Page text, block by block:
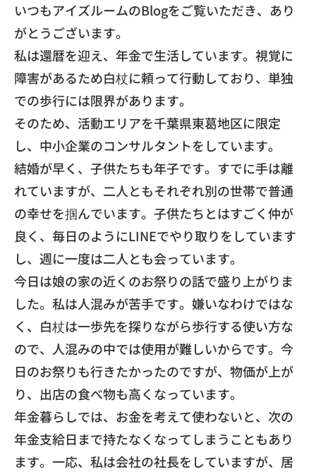
いつもアイズルームのBlogをご覧いただき、あり
がとうございます。
私は還暦を迎え、年金で生活しています。視覚に
障害があるため白杖に頼って行動しており、単独
での歩行には限界があります。
そのため、活動エリアを千葉県東葛地区に限定
し、中小企業のコンサルタントをしています。
結婚が早く、子供たちも年子です。すでに手は離
れていますが、二人ともそれぞれ別の世帯で普通
の幸せを掴んでいます。子供たちとはすごく仲が
良く、毎日のようにLINEでやり取りをしています
し、週に一度は二人とも会っています。
今日は娘の家の近くのお祭りの話で盛り上がりま
した。私は人混みが苦手です。嫌いなわけではな
く、白杖は一歩先を探りながら歩行する使い方な
ので、人混みの中では使用が難しいからです。今
日のお祭りも行きたかったのですが、物価が上が
り、出店の食べ物も高くなっています。
年金暮らしでは、お金を考えて使わないと、次の
年金支給日まで持たなくなってしまうこともあり
ます。一応、私は会社の社長をしていますが、居